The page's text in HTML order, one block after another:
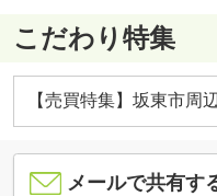
こだわり特集
【売買特集】坂東市周
メールで共有す